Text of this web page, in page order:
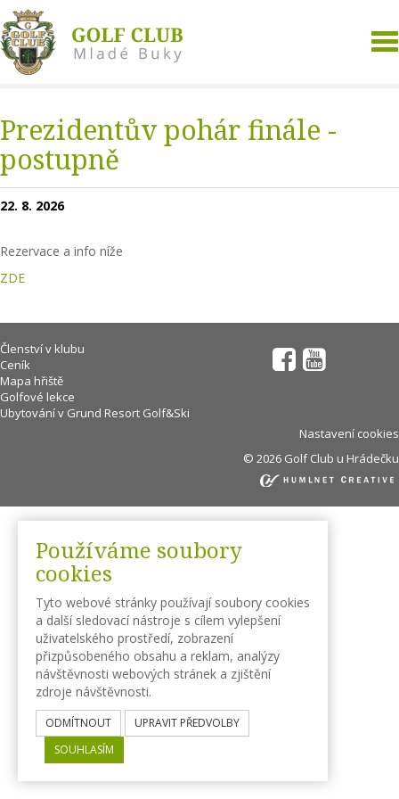
Prezidentův pohár finále -
postupně
22. 8. 2026
Rezervace a info níže
ZDE
Členství v klubu
Ceník
Mapa hřiště
Golfové lekce
Ubytování v Grund Resort Golf&Ski
Nastavení cookies
© 2026 Golf Club u Hrádečku
Používáme soubory
cookies
Tyto webové stránky používají soubory cookies
a další sledovací nástroje s cílem vylepšení
uživatelského prostředí, zobrazení
přizpůsobeného obsahu a reklam, analýzy
návštěvnosti webových stránek a zjištění
zdroje návštěvnosti.
ODMÍTNOUT
UPRAVIT PŘEDVOLBY
SOUHLASÍM